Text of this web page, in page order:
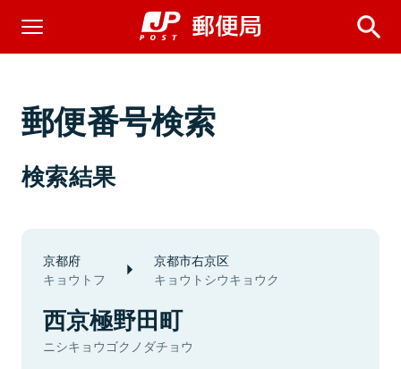
郵便番号検索
検索結果
京都府
キョウトフ
京都市右京区
キョウトシウキョウク
西京極野田町
ニシキョウゴクノダチョウ